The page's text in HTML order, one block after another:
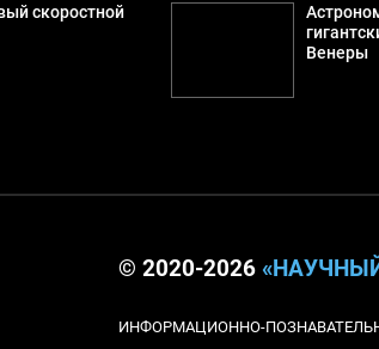
скоростной
Венеры
© 2020-2026
ИНФОРМАЦИОННО-